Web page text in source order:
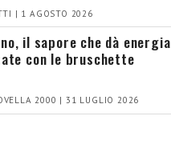
| 1 AGOSTO 2026
il sapore che dà energia
con le bruschette
2000 | 31 LUGLIO 2026